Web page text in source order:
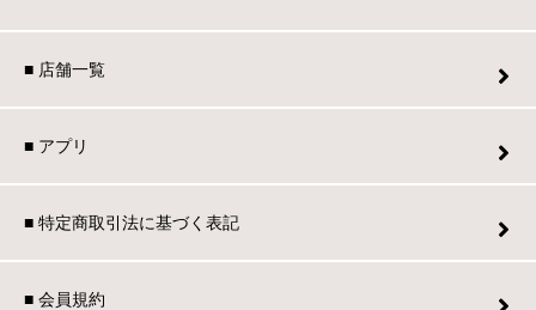
■ 店舗一覧
■ アプリ
■ 特定商取引法に基づく表記
■ 会員規約